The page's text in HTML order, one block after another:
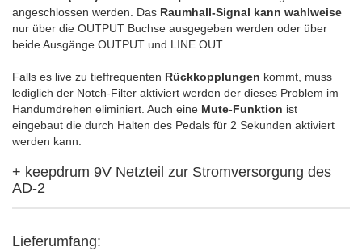
angeschlossen werden. Das Raumhall-Signal kann wahlweise
nur über die OUTPUT Buchse ausgegeben werden oder über
beide Ausgänge OUTPUT und LINE OUT.
Falls es live zu tieffrequenten Rückkopplungen kommt, muss
lediglich der Notch-Filter aktiviert werden der dieses Problem im
Handumdrehen eliminiert. Auch eine Mute-Funktion ist
eingebaut die durch Halten des Pedals für 2 Sekunden aktiviert
werden kann.
+ keepdrum 9V Netzteil zur Stromversorgung des
AD-2
Lieferumfang: